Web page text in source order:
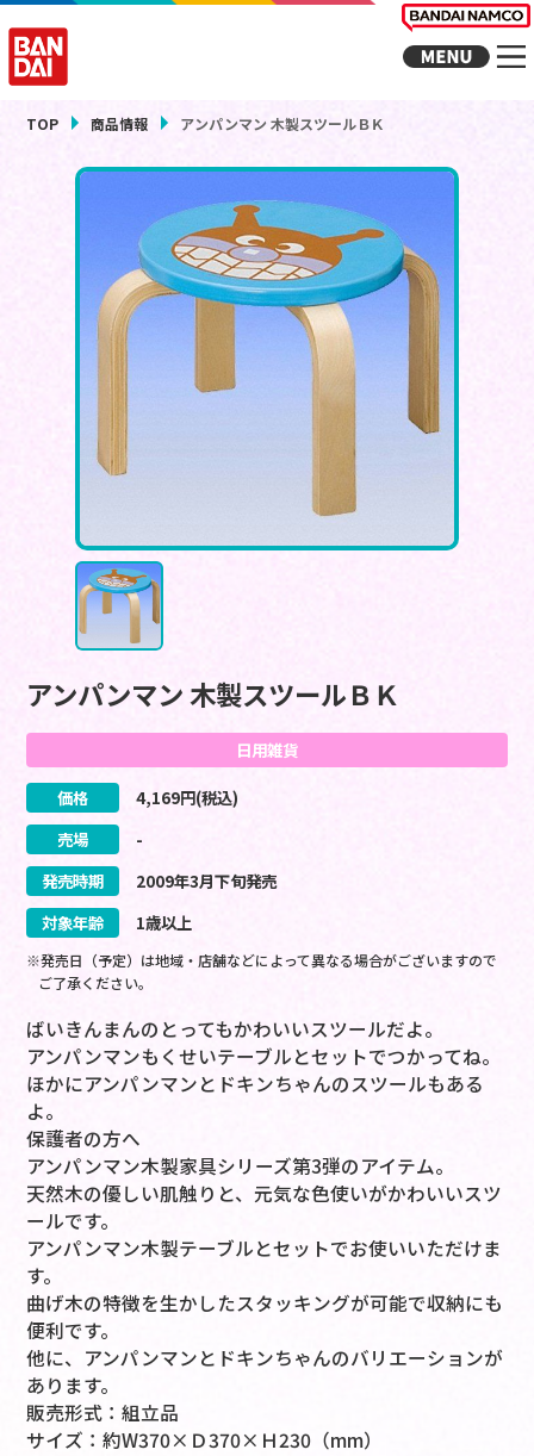
TOP 商品情報 アンパンマン 木製スツールＢＫ
アンパンマン 木製スツールＢＫ
日用雑貨
価格 4,169円(税込)
売場
-
発売時期
2009年3月下旬発売
対象年齢
1歳以上
※発売日（予定）は地域・店舗などによって異なる場合がございますので
ご了承ください。
ばいきんまんのとってもかわいいスツールだよ。
アンパンマンもくせいテーブルとセットでつかってね。
ほかにアンパンマンとドキンちゃんのスツールもある
よ。
保護者の方へ
アンパンマン木製家具シリーズ第3弾のアイテム。
天然木の優しい肌触りと、元気な色使いがかわいいスツ
ールです。
アンパンマン木製テーブルとセットでお使いいただけま
す。
曲げ木の特徴を生かしたスタッキングが可能で収納にも
便利です。
他に、アンパンマンとドキンちゃんのバリエーションが
あります。
販売形式：組立品
サイズ：約W370×Ｄ370×Ｈ230（mm）